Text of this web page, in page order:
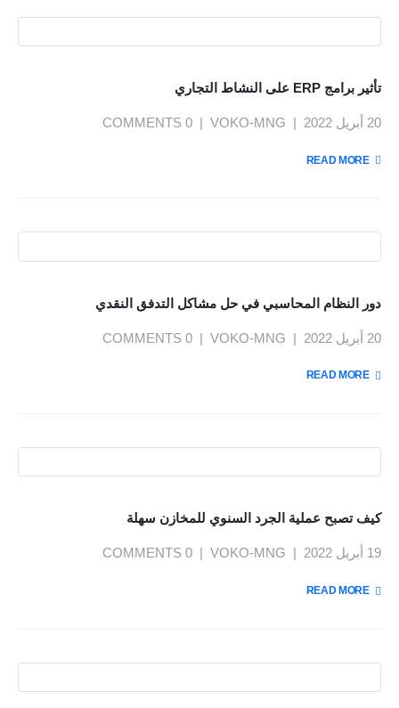
تأثير برامج ERP على النشاط التجاري
20 أبريل 2022 VOKO-MNG
0 COMMENTS
READ MORE +
دور النظام المحاسبي في حل مشاكل التدفق النقدي
20 أبريل 2022 VOKO-MNG
0 COMMENTS
READ MORE +
كيف تصبح عملية الجرد السنوي للمخازن سهلة
19 أبريل 2022 VOKO-MNG
0 COMMENTS
READ MORE +